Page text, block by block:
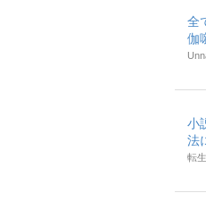
全
伽
小
法
転